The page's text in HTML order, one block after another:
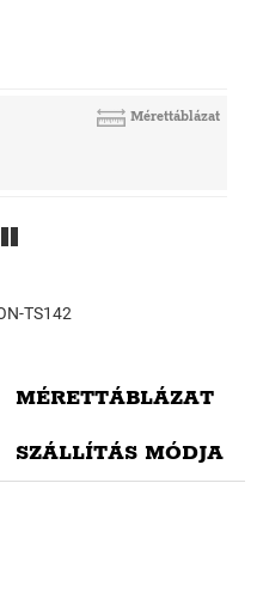
Mérettáblázat
TS142
MÉRETTÁBLÁZAT
SZÁLLÍTÁS MÓDJA